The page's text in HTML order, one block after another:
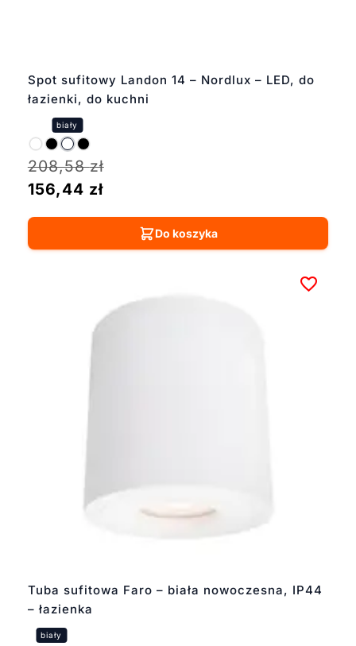
Spot sufitowy Landon 14 – Nordlux – LED, do
łazienki, do kuchni
208,58zł
156,44 zł
Do koszyka
Tuba sufitowa Faro – biała nowoczesna, IP44
– łazienka